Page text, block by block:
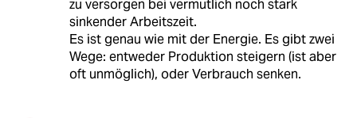
zu versorgen bei vermutlich noch stark
sinkender Arbeitszeit.
Es ist genau wie mit der Energie. Es gibt zwei
Wege: entweder Produktion steigern (ist aber
oft unmöglich), oder Verbrauch senken.